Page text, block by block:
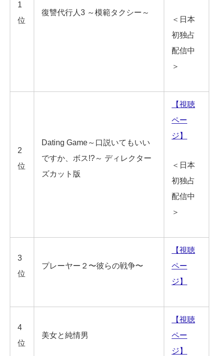
1
位
復讐代行人3 ～模範タクシー～
＜日本
初独占
配信中
＞
2
位
Dating Game～口説いてもいい
ですか、ボス!?～ ディレクター
ズカット版
【視聴
ペー
ジ】
＜日本
初独占
配信中
＞
3
位
プレーヤー２〜彼らの戦争〜
【視聴
ペー
ジ】
4
位
美女と純情男
【視聴
ペー
ジ】